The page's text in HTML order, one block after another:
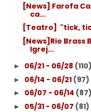
[News] Farofa
ca...
[Teatro] ­ "tick,
[News]Rio
Igrej...
► 06/21 - 06/28 (110)
► 06/14 - 06/21 (97)
► 06/07 - 06/14 (87)
► 05/31 - 06/07 (81)